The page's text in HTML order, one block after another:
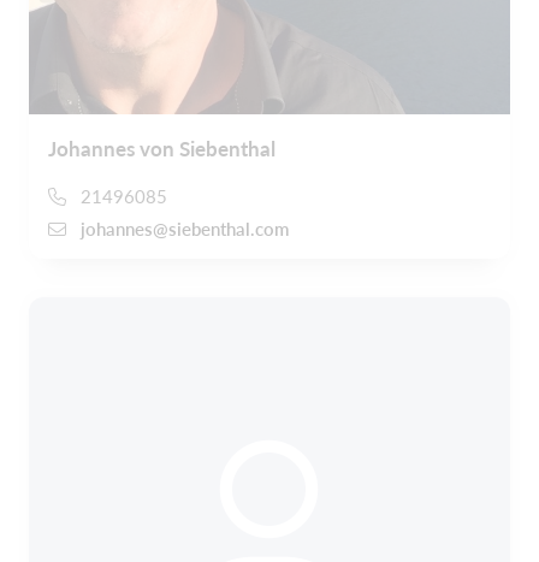
Johannes von Siebenthal
21496085
johannes@siebenthal.com